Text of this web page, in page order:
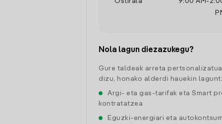
Nola lagun diezazukegu?
Gure taldeak arreta
dizu, honako alderdi hauekin
Argi- eta gas-tarifak eta Smart
kontratatzea
Eguzki-energiari eta